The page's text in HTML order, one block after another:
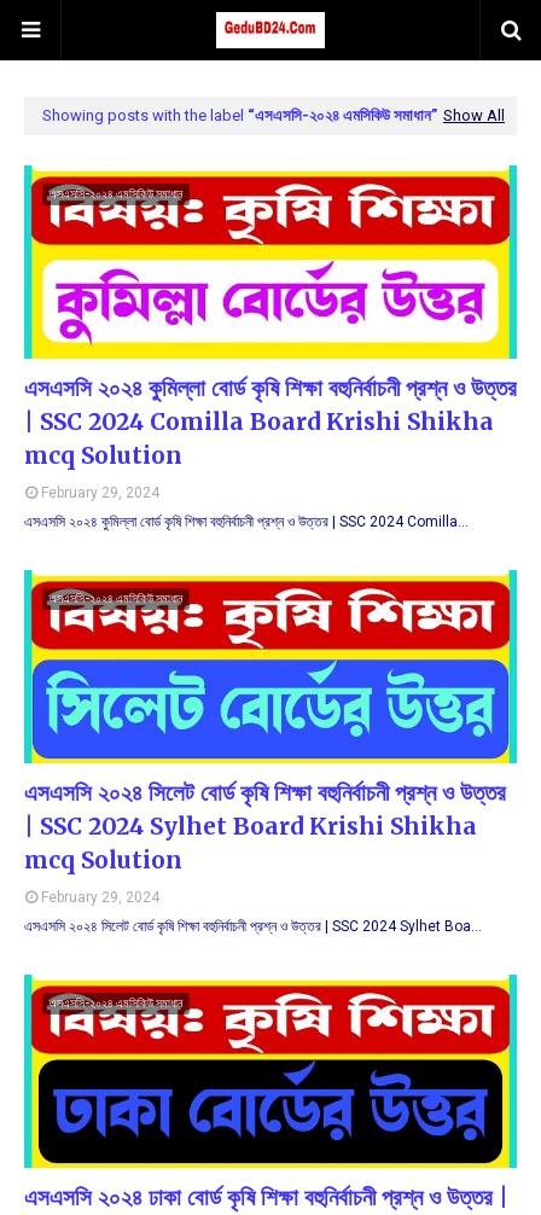
Showing posts with the label এসএসসি-২০২৪ এমসিকিউ সমাধান Show All
এসএসসি-২০২৪ এমসিকিউ সমাধান
এসএসসি ২০২৪ কুমিল্লা বোর্ড কৃষি শিক্ষা বহুনির্বাচনী প্রশ্ন ও উত্তর
| SSC 2024 Comilla Board Krishi Shikha
mcq Solution
February 29, 2024
এসএসসি ২০২৪ কুমিল্লা বোর্ড কৃষি শিক্ষা বহুনির্বাচনী প্রশ্ন ও উত্তর | SSC 2024 Comilla…
এসএসসি-২০২৪ এমসিকিউ সমাধান
এসএসসি ২০২৪ সিলেট বোর্ড কৃষি শিক্ষা বহুনির্বাচনী প্রশ্ন ও উত্তর
| SSC 2024 Sylhet Board Krishi Shikha
mcq Solution
February 29, 2024
এসএসসি ২০২৪ সিলেট বোর্ড কৃষি শিক্ষা বহুনির্বাচনী প্রশ্ন ও উত্তর | SSC 2024 Sylhet Boa…
এসএসসি-২০২৪ এমসিকিউ সমাধান
এসএসসি ২০২৪ ঢাকা বোর্ড কৃষি শিক্ষা বহুনির্বাচনী প্রশ্ন ও উত্তর |